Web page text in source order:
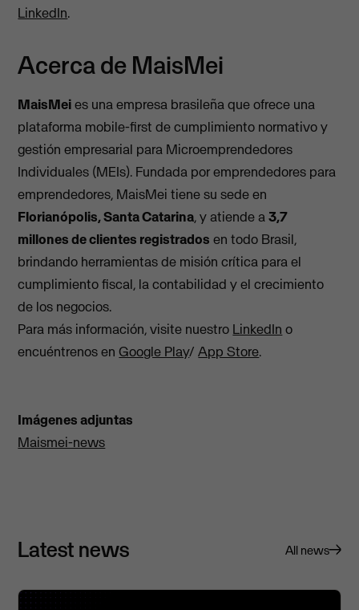
LinkedIn.
Acerca de MaisMei
MaisMeies una empresa brasileña que ofrece una
plataforma mobile-first de cumplimiento normativo y
gestión empresarial para Microemprendedores
Individuales (MEIs). Fundada por emprendedores para
emprendedores, MaisMei tiene su sede en
Florianópolis, Santa Catarina, y atiende a3,7
millones de clientes registrados en todo Brasil,
brindando herramientas de misión crítica para el
cumplimiento fiscal, la contabilidad y el crecimiento
de los negocios.
Para más información, visite nuestro LinkedIn o
encuéntrenos en Google Play/App Store.
Imágenes adjuntas
Maismei-news
Latest news All news